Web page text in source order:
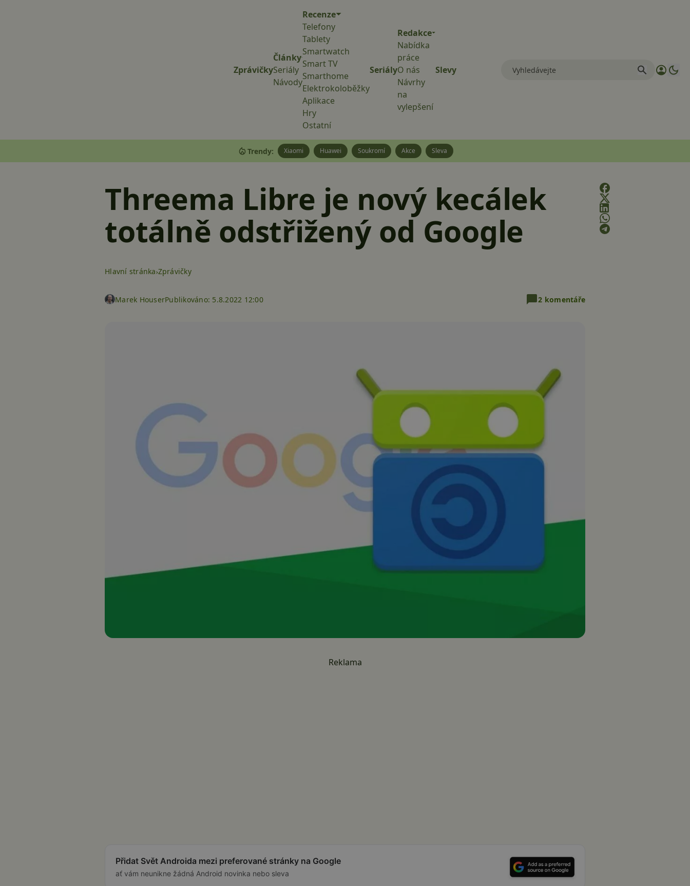
Zprávičky
Články
Seriály
Návody
Recenze
Telefony
Tablety
Smartwatch
Smart TV
Smarthome
Elektrokoloběžky
Aplikace
Hry
Ostatní
Seriály
Redakce
Nabídka
práce
O nás
Návrhy
na
vylepšení
Slevy
Trendy: Xiaomi Huawei Soukromí Akce Sleva
Threema Libre je nový kecálek
totálně odstřižený od Google
Hlavní stránka Zprávičky
Marek HouserPublikováno: 5.8.2022 12:00 2 komentáře
Reklama
Přidat Svět Androida mezi preferované stránky na Google
ať vám neunikne žádná Android novinka nebo sleva